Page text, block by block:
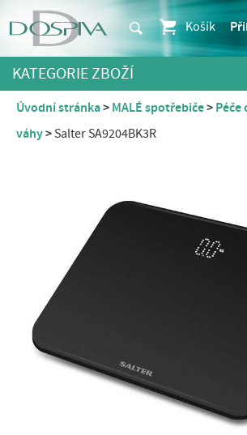
Košík
KATEGORIE ZBOŽÍ
Úvodní stránka MALÉ spotřebiče Péče
váhy
Salter SA9204BK3R